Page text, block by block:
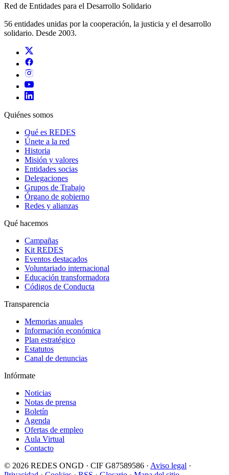
Red de Entidades para el Desarrollo Solidario
56 entidades unidas por la cooperación, la justicia y el desarrollo
solidario. Desde 2003.
Quiénes somos
Qué es REDES
Únete a la red
Historia
Misión y valores
Entidades socias
Delegaciones
Grupos de Trabajo
Órgano de gobierno
Redes y alianzas
Qué hacemos
Campañas
Kit REDES
Eventos destacados
Voluntariado internacional
Educación transformadora
Códigos de Conducta
Transparencia
Memorias anuales
Información económica
Plan estratégico
Estatutos
Canal de denuncias
Infórmate
Noticias
Notas de prensa
Boletín
Agenda
Ofertas de empleo
Aula Virtual
Contacto
© 2026 REDES ONGD · CIF G87589586 · Aviso legal ·